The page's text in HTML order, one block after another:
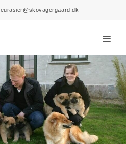
eurasier@skovagergaard.dk